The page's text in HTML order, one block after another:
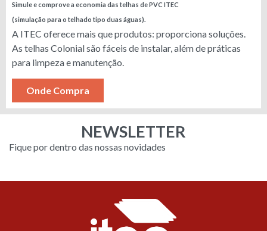
Simule e comprove a economia das telhas de PVC ITEC
(simulação para o telhado tipo duas águas).
A ITEC oferece mais que produtos: proporciona soluções.
As telhas Colonial são fáceis de instalar, além de práticas
para limpeza e manutenção.
Onde Compra
NEWSLETTER
Fique por dentro das nossas novidades